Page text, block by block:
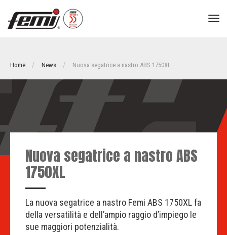
Home News Nuova segatrice a nastro ABS 1750XL
Nuova segatrice a nastro ABS
1750XL
La nuova segatrice a nastro Femi ABS 1750XL fa
della versatilità e dell’ampio raggio d’impiego le
sue maggiori potenzialità.